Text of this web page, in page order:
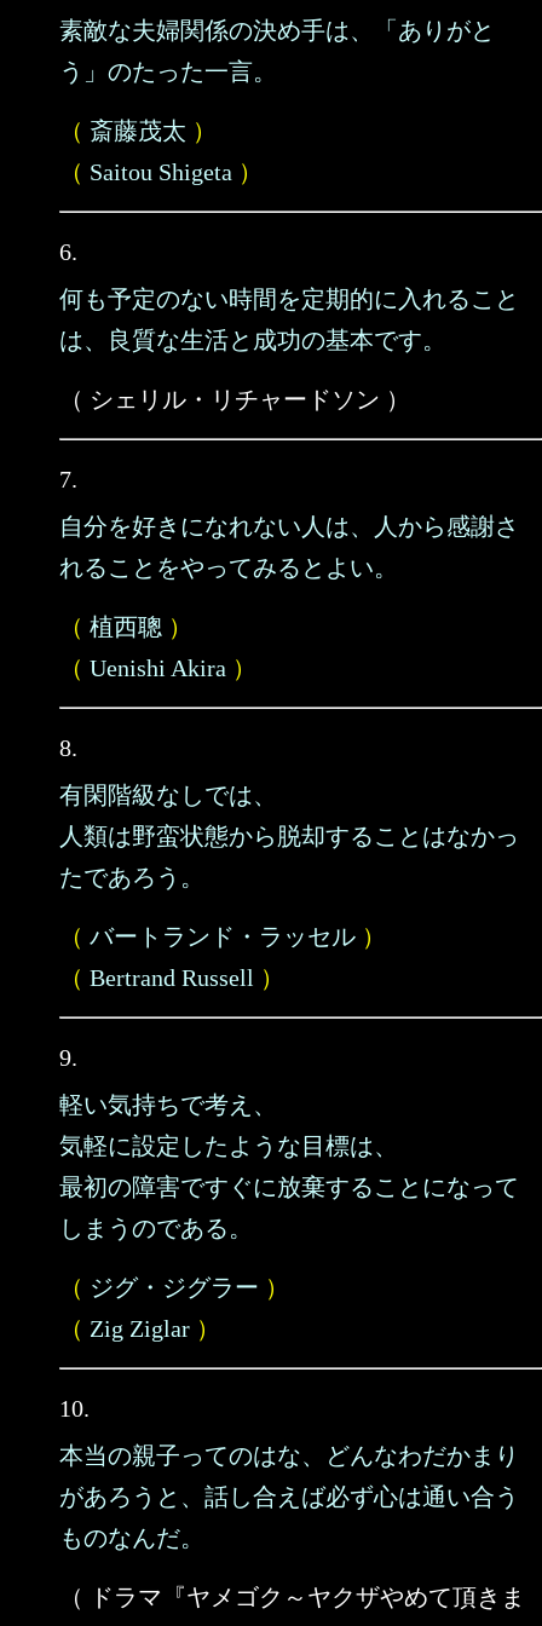
素敵な夫婦関係の決め手は、「ありがと
う」のたった一言。
（ 斎藤茂太 ）
（ Saitou Shigeta ）
6.
何も予定のない時間を定期的に入れること
は、良質な生活と成功の基本です。
（ シェリル・リチャードソン ）
7.
自分を好きになれない人は、人から感謝さ
れることをやってみるとよい。
（ 植西聰 ）
（ Uenishi Akira ）
8.
有閑階級なしでは、
人類は野蛮状態から脱却することはなかっ
たであろう。
（ バートランド・ラッセル ）
（ Bertrand Russell ）
9.
軽い気持ちで考え、
気軽に設定したような目標は、
最初の障害ですぐに放棄することになって
しまうのである。
（ ジグ・ジグラー ）
（ Zig Ziglar ）
10.
本当の親子ってのはな、どんなわだかまり
があろうと、話し合えば必ず心は通い合う
ものなんだ。
（ ドラマ『ヤメゴク～ヤクザやめて頂きま